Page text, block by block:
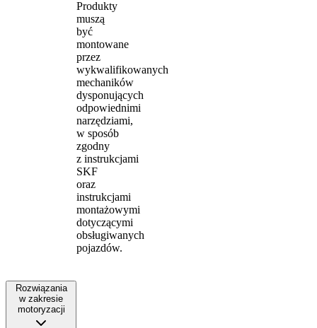
Produkty
muszą
być
montowane
przez
wykwalifikowanych
mechaników
dysponujących
odpowiednimi
narzędziami,
w sposób
zgodny
z instrukcjami
SKF
oraz
instrukcjami
montażowymi
dotyczącymi
obsługiwanych
pojazdów.
Rozwiązania
w zakresie
motoryzacji